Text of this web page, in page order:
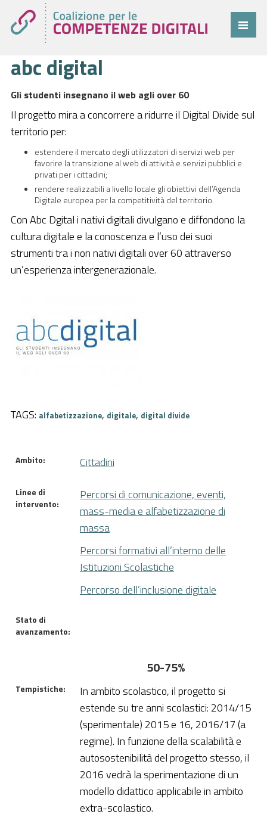
Coalizione
Comitato
Progetti
Cittadini
Imprese
Pubblica Amministrazione
Cruscotto
Cittadini
Imprese
Finanziamenti
Contatti
abc digital
Gli studenti insegnano il web agli over 60
Il progetto mira a concorrere a ridurre il Digital Divide sul
territorio per:
estendere il mercato degli utilizzatori di servizi web per
favorire la transizione al web di attività e servizi pubblici e
privati per i cittadini;
rendere realizzabili a livello locale gli obiettivi dell’Agenda
Digitale europea per la competitività del territorio.
Con Abc Dgital i nativi digitali divulgano e diffondono la
cultura digitale e la conoscenza e l’uso dei suoi
strumenti tra i non nativi digitali over 60 attraverso
un’esperienza intergenerazionale.
TAGS: alfabetizzazione, digitale, digital divide
Ambito: Cittadini
Linee di
intervento:
Percorsi di comunicazione, eventi,
mass-media e alfabetizzazione di
massa
Percorsi formativi all’interno delle
Istituzioni Scolastiche
Percorso dell’inclusione digitale
Stato di
avanzamento:
50-75%
Tempistiche:
In ambito scolastico, il progetto si
estende su tre anni scolastici: 2014/15
(sperimentale) 2015 e 16, 2016/17 (a
regime). In funzione della scalabilità e
autosostenibilità del progetto stesso, il
2016 vedrà la sperimentazione di un
modello didattico applicabile in ambito
extra-scolastico.